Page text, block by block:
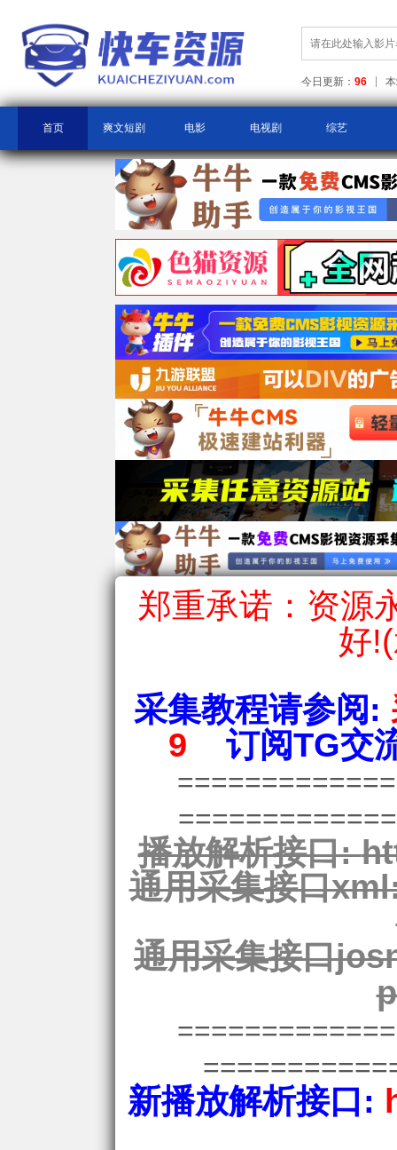
今日更新： 96
首页 爽文短剧 电影 电视剧 综艺
郑重承诺：资源
好
采集教程请参阅:
9
订阅TG交
播放解析接口:
通用采集接口
通用采集接口
新播放解析接口: